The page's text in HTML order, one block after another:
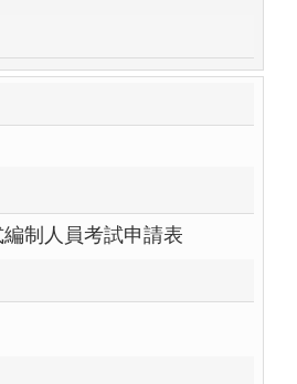
制人員考試申請表